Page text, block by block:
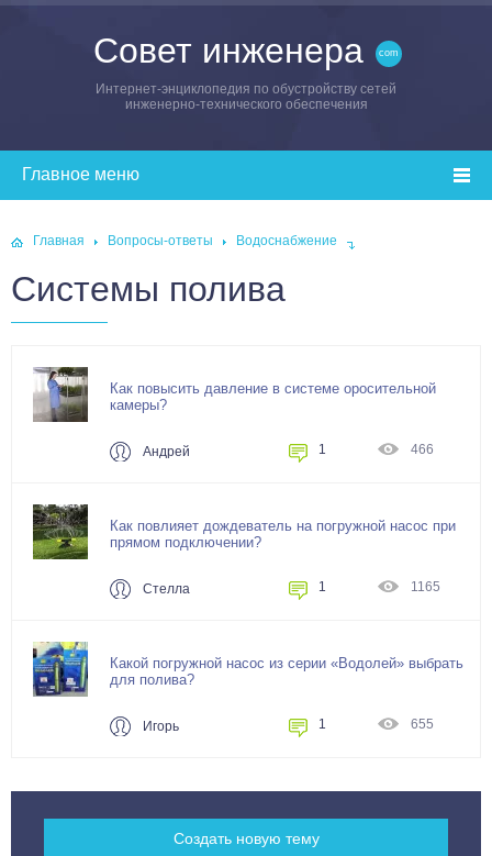
Совет инженера
Интернет-энциклопедия по обустройству сетей
инженерно-технического обеспечения
Главная Вопросы-ответы Водоснабжение
Системы полива
Как повысить давление в системе оросительной
камеры?
Андрей 1 466
Как повлияет дождеватель на погружной насос при
прямом подключении?
Стелла 1 1165
Какой погружной насос из серии «Водолей» выбрать
для полива?
Игорь 1 655
Cоздать новую тему